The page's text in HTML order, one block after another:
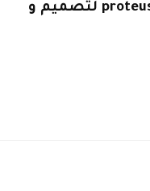
تحميل برنامج البروتوس proteus لتصميم و